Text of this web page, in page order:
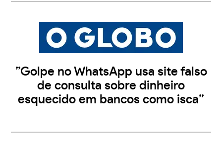
”Golpe no WhatsApp usa site falso
de consulta sobre dinheiro
esquecido em bancos como isca”